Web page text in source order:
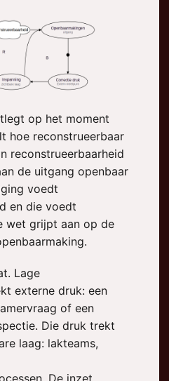
op het moment
hoe reconstrueerbaar
reconstrueerbaarheid
de uitgang openbaar
voedt
en die voedt
wet grijpt aan op de
Lage
externe druk: een
of een
Die druk trekt
laag: lakteams,